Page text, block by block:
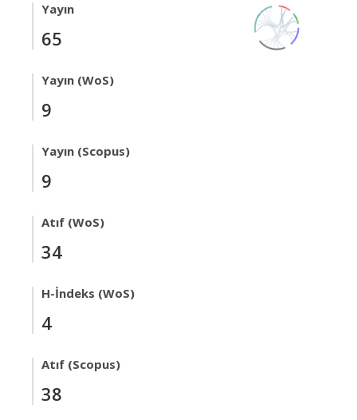
Yayın
65
Yayın (WoS)
9
Yayın (Scopus)
9
Atıf (WoS)
34
H-İndeks (WoS)
4
Atıf (Scopus)
38